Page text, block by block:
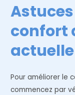
confort
actuelle
Pour améliorer le
commencez par